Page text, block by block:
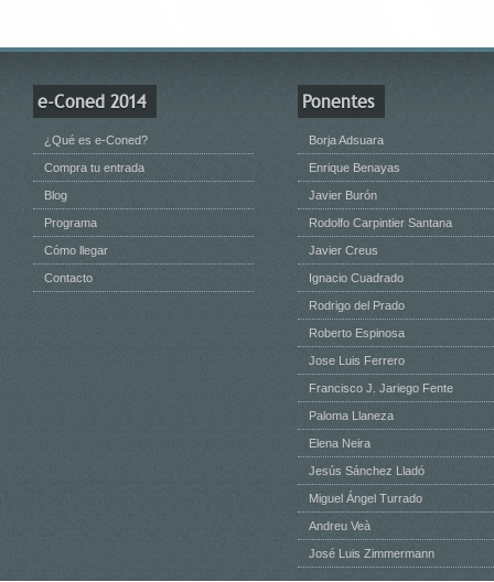
e-Coned 2014
¿Qué es e-Coned?
Compra tu entrada
Blog
Programa
Cómo llegar
Contacto
Ponentes
Borja Adsuara
Enrique Benayas
Javier Burón
Rodolfo Carpintier Santana
Javier Creus
Ignacio Cuadrado
Rodrigo del Prado
Roberto Espinosa
Jose Luis Ferrero
Francisco J. Jariego Fente
Paloma Llaneza
Elena Neira
Jesús Sánchez Lladó
Miguel Ángel Turrado
Andreu Veà
José Luis Zimmermann